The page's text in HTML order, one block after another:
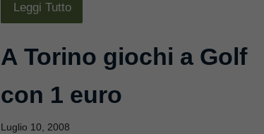
Leggi Tutto
A Torino giochi a Golf
con 1 euro
Luglio 10, 2008